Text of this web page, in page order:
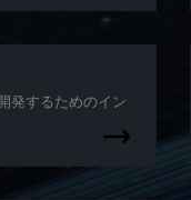
発するためのイン